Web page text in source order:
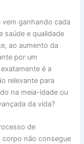
ganhando cada
saúde e qualidade
ao aumento da
por um
é a
relevante para
na meia-idade ou
da vida?
de
não consegue